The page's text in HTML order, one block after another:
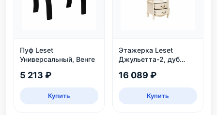
Пуф Leset
Универсальный, Венге
5 213 ₽
Купить
Этажерка Leset
Джульетта-2, дуб
16 089 ₽
Купить